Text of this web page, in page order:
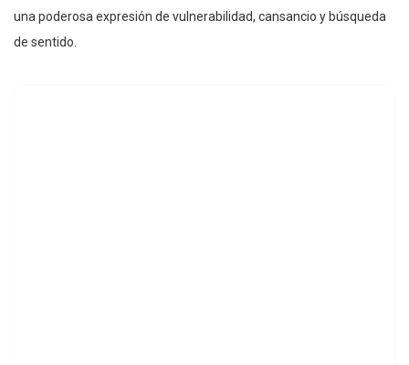
una poderosa expresión de vulnerabilidad, cansancio y búsqueda
de sentido.